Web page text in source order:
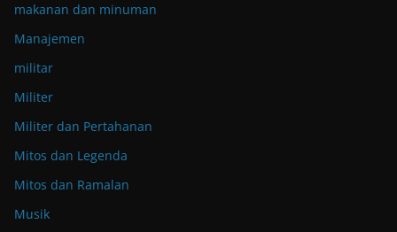
makanan dan minuman
Manajemen
militar
Militer
Militer dan Pertahanan
Mitos dan Legenda
Mitos dan Ramalan
Musik